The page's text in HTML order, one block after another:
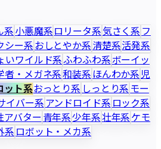
系小悪魔系ロリータ系気さく系 フ
シー系おしとやか系清楚系活発系
いワイルド系ふわふわ系ボーイッ
者・メガネ系和装系ほんわか系 児
ット系おっとり系 しっとり系 モー
イバー系アンドロイド系 ロック系
アバター 青年系少年系壮年系ケモ
系 ロボット・メカ系